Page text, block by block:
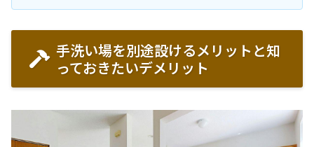
手洗い場を別途設けるメリットと知
っておきたいデメリット